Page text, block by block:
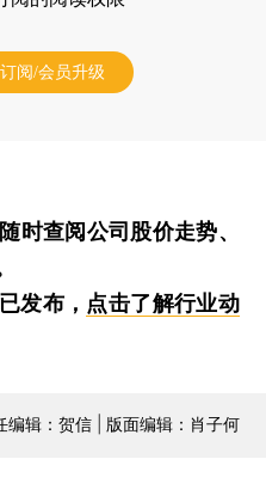
订阅/会员升级
时查阅公司股价走势、
发布， 点击了解行业动
编辑：贺信 | 版面编辑：肖子何